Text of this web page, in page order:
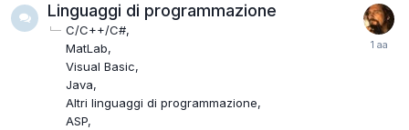
Linguaggi di programmazione
C/C++/C#
MatLab
Visual Basic
Java
Altri linguaggi di programmazione
ASP